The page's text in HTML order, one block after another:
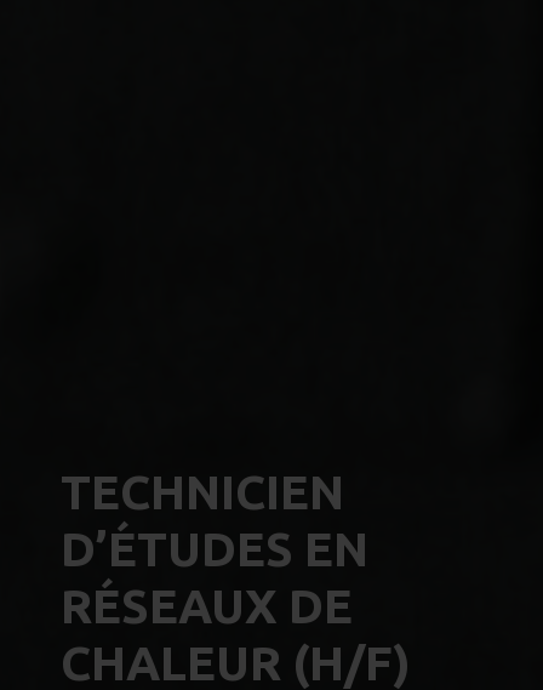
TECHNICIEN
D’ÉTUDES EN
RÉSEAUX DE
CHALEUR (H/F)